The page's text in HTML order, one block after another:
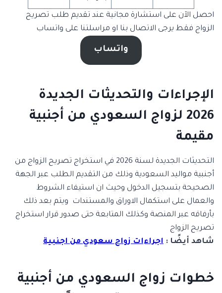
احصل الآن على استشارة مجانية عند تقديم طلب تصريح
الزواج فقط يرجى الاتصال بنا او مراسلتنا على واتساب
واتساب
الإجراءات والتحديثات الجديدة
2026 لزواج السعودي من أجنبية
مقيمة
التحديثات الجديدة لسنة 2026 في استخراج تصريح الزواج من
أجنبية مواليد السعودية وذلك من التقديم الطلب عبر الجهة
الصحيحة بتسجيل الدخول وحيث ان استيفاء الشروط
والعمال على استكمال الاوراق والمستندات ويتم بعد ذلك
بأرفاقه عبر المنصة وكذلك المتابعة حتى صدور قرار استخراج
تصريح الزواج
شاهد أيضًا : اجراءات زواج سعودي من اجنبية
خطوات زواج السعودي من أجنبية